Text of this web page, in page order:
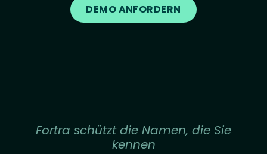
DEMO ANFORDERN
Fortra schützt die Namen, die Sie
kennen